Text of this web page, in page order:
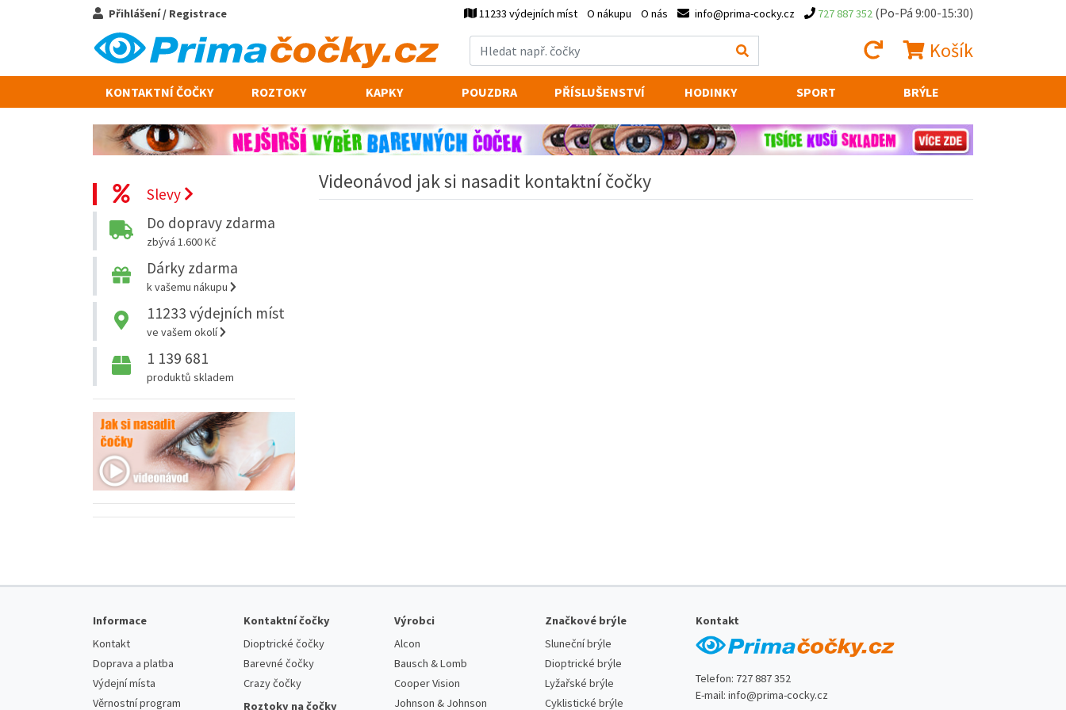
Přihlášení / Registrace 11233 výdejních míst O nákupu O nás info@prima-cocky.cz 727 887 352 (Po-Pá 9:00-15:30)
Košík
KONTAKTNÍ ČOČKY ROZTOKY KAPKY POUZDRA PŘÍSLUŠENSTVÍ HODINKY SPORT BRÝLE
Slevy
Do dopravy zdarma
zbývá 1.600 Kč
Dárky zdarma
k vašemu nákupu
11233 výdejních míst
ve vašem okolí
1 139 681
produktů skladem
Videonávod jak si nasadit kontaktní čočky
Informace
Kontakt
Doprava a platba
Výdejní místa
Věrnostní program
Kontaktní čočky
Dioptrické čočky
Barevné čočky
Crazy čočky
Roztoky na čočky
Výrobci
Alcon
Bausch & Lomb
Cooper Vision
Johnson & Johnson
Značkové brýle
Sluneční brýle
Dioptrické brýle
Lyžařské brýle
Cyklistické brýle
Kontakt
Telefon: 727 887 352
E-mail: info@prima-cocky.cz